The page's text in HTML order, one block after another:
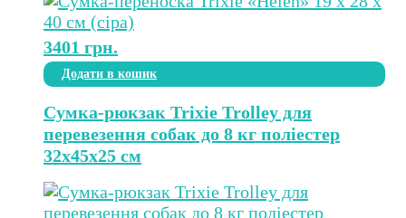
3401 грн.
Додати в кошик
Сумка-рюкзак Trixie Trolley для
перевезення собак до 8 кг поліестер
32х45х25 см